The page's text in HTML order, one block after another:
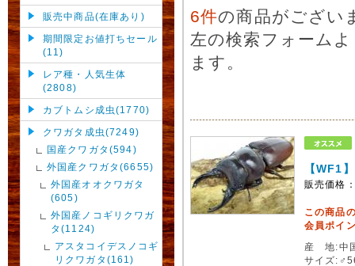
販売中商品(在庫あり)
期間限定お値打ちセール
(11)
レア種・人気生体
(2808)
カブトムシ成虫(1770)
クワガタ成虫(7249)
国産クワガタ(594)
外国産クワガタ(6655)
外国産オオクワガタ
(605)
外国産ノコギリクワガ
タ(1124)
アスタコイデスノコギ
リクワガタ(161)
6件の商品がござい
左の検索フォーム
ます。
【WF1
販売価格
この商品
会員ポイ
産 地:中
サイズ